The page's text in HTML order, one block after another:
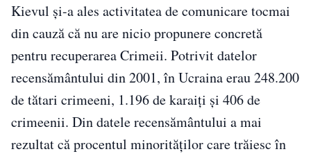
Kievul și-a ales activitatea de comunicare tocmai
din cauză că nu are nicio propunere concretă
pentru recuperarea Crimeii. Potrivit datelor
recensământului din 2001, în Ucraina erau 248.200
de tătari crimeeni, 1.196 de karaiți și 406 de
crimeenii. Din datele recensământului a mai
rezultat că procentul minorităților care trăiesc în